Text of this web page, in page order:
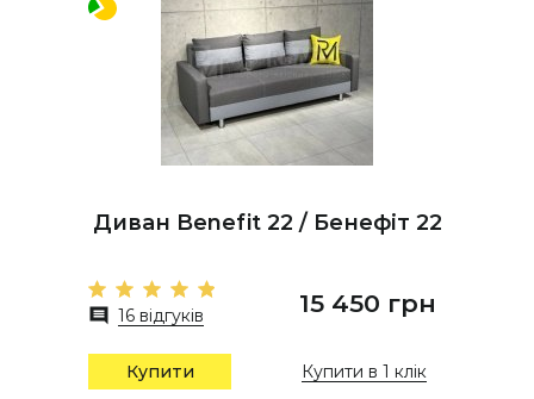
Диван Benefit 22 / Бенефіт 22
16 відгуків 15 450 грн
Купити Купити в 1 клік